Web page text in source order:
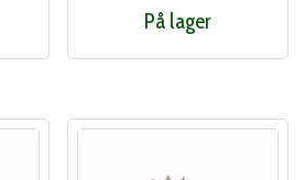
På lager